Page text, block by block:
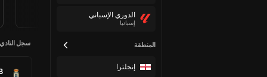
الدوري الإسباني
إسبانيا
المنطقة
إنجلترا
سجل النادي